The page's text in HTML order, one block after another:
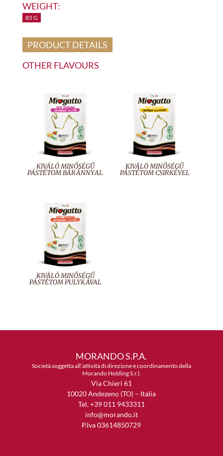
WEIGHT:
85 G
PRODUCT DETAILS
OTHER FLAVOURS
KIVÁLÓ MINŐSÉGŰ
PÁSTÉTOM BÁRÁNNYAL
KIVÁLÓ MINŐSÉGŰ
PÁSTÉTOM CSIRKÉVEL
KIVÁLÓ MINŐSÉGŰ
PÁSTÉTOM PULYKÁVAL
MORANDO S.P.A.
Società soggetta all’attività di direzione e coordinamento della
Morando Holding S.r.l.
Via Chieri 61
10020 Andezeno (TO) – Italia
Tel. +39 011 9433311
info@morando.it
P.Iva 03614850729